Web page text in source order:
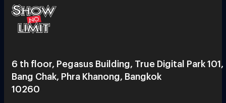
6 th floor, Pegasus Building, True Digital Park 101,
Bang Chak, Phra Khanong, Bangkok
10260